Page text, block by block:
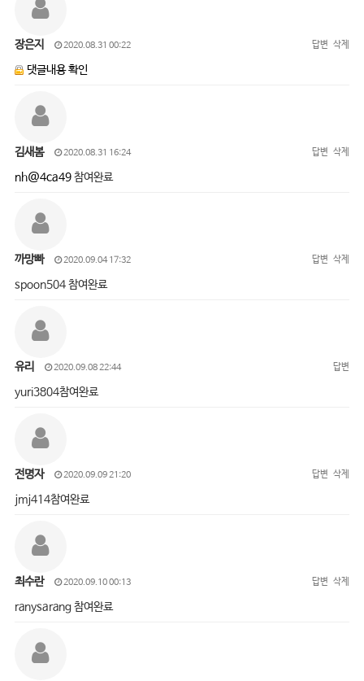
장은지 2020.08.31 00:22 답변 삭제
댓글내용 확인
김새봄 2020.08.31 16:24 답변 삭제
nh@4ca49참여완료
까망빠 2020.09.04 17:32 답변 삭제
spoon504 참여완료
유리 2020.09.08 22:44 답변
yuri3804참여완료
전명자 2020.09.09 21:20 답변 삭제
jmj414참여완료
최수란 2020.09.10 00:13 답변 삭제
ranysarang 참여완료